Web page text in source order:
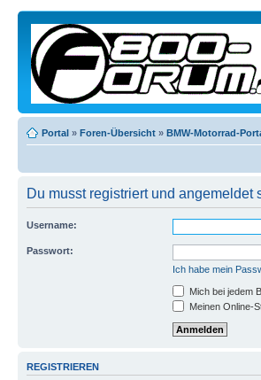
Portal » Foren-Übersicht » BMW-Motorrad-
Du musst registriert und
Username:
Passwort:
Ich habe mein
Mich bei jedem
Meinen Online-
REGISTRIEREN